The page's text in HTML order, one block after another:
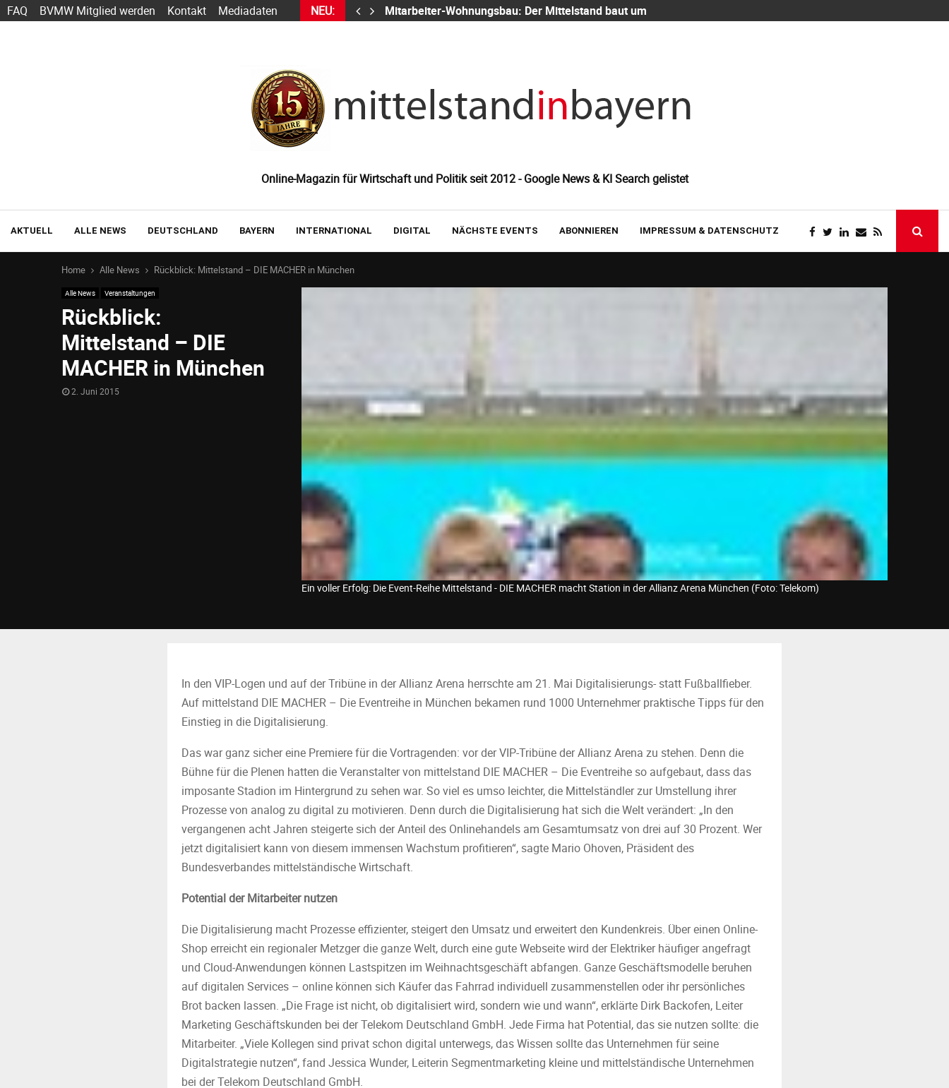
FAQ BVMW Mitglied werden Kontakt Mediadaten NEU:
Sarbacane wird zu Positive User Mitarbeiter-Wohnungsbau: Der Mittelstand baut um
Online-Magazin für Wirtschaft und Politik seit 2012 - Google News & KI Search gelistet
AKTUELL ALLE NEWS DEUTSCHLAND BAYERN INTERNATIONAL DIGITAL NÄCHSTE EVENTS ABONNIEREN IMPRESSUM & DATENSCHUTZ
Home Alle News Rückblick: Mittelstand – DIE MACHER in München
Alle News Veranstaltungen
Rückblick:
Mittelstand – DIE
MACHER in München
2. Juni 2015
Ein voller Erfolg: Die Event-Reihe Mittelstand - DIE MACHER macht Station in der Allianz Arena München (Foto: Telekom)
In den VIP-Logen und auf der Tribüne in der Allianz Arena herrschte am 21. Mai Digitalisierungs- statt Fußballfieber.
Auf mittelstand DIE MACHER – Die Eventreihe in München bekamen rund 1000 Unternehmer praktische Tipps für den
Einstieg in die Digitalisierung.
Das war ganz sicher eine Premiere für die Vortragenden: vor der VIP-Tribüne der Allianz Arena zu stehen. Denn die
Bühne für die Plenen hatten die Veranstalter von mittelstand DIE MACHER – Die Eventreihe so aufgebaut, dass das
imposante Stadion im Hintergrund zu sehen war. So viel es umso leichter, die Mittelständler zur Umstellung ihrer
Prozesse von analog zu digital zu motivieren. Denn durch die Digitalisierung hat sich die Welt verändert: „In den
vergangenen acht Jahren steigerte sich der Anteil des Onlinehandels am Gesamtumsatz von drei auf 30 Prozent. Wer
jetzt digitalisiert kann von diesem immensen Wachstum profitieren“, sagte Mario Ohoven, Präsident des
Bundesverbandes mittelständische Wirtschaft.
Potential der Mitarbeiter nutzen
Die Digitalisierung macht Prozesse effizienter, steigert den Umsatz und erweitert den Kundenkreis. Über einen Online-
Shop erreicht ein regionaler Metzger die ganze Welt, durch eine gute Webseite wird der Elektriker häufiger angefragt
und Cloud-Anwendungen können Lastspitzen im Weihnachtsgeschäft abfangen. Ganze Geschäftsmodelle beruhen
auf digitalen Services – online können sich Käufer das Fahrrad individuell zusammenstellen oder ihr persönliches
Brot backen lassen. „Die Frage ist nicht, ob digitalisiert wird, sondern wie und wann“, erklärte Dirk Backofen, Leiter
Marketing Geschäftskunden bei der Telekom Deutschland GmbH. Jede Firma hat Potential, das sie nutzen sollte: die
Mitarbeiter. „Viele Kollegen sind privat schon digital unterwegs, das Wissen sollte das Unternehmen für seine
Digitalstrategie nutzen“, fand Jessica Wunder, Leiterin Segmentmarketing kleine und mittelständische Unternehmen
bei der Telekom Deutschland GmbH.